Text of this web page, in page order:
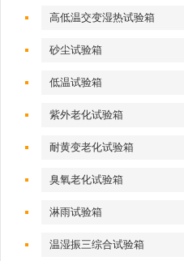
高低温交变湿热试验箱
砂尘试验箱
低温试验箱
紫外老化试验箱
耐黄变老化试验箱
臭氧老化试验箱
淋雨试验箱
温湿振三综合试验箱